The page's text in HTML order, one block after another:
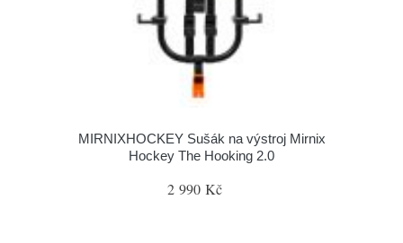
MIRNIXHOCKEY Sušák na výstroj Mirnix
Hockey The Hooking 2.0
2 990 Kč